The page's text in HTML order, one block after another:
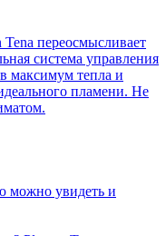
переосмысливает
система управления
максимум тепла и
пламени. Не
можно увидеть и